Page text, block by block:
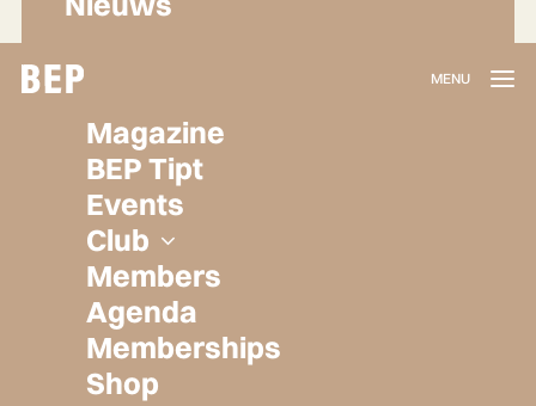
Magazine
BEP Tipt
Events
Club
Members
Agenda
Memberships
Shop
Lidmaatschap
Herroepen
Privacy policy
Algemene voorwaarden